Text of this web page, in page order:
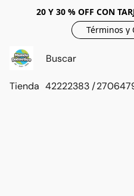
20 Y 30 % OFF CON
Términos y
Tienda 42222383 /